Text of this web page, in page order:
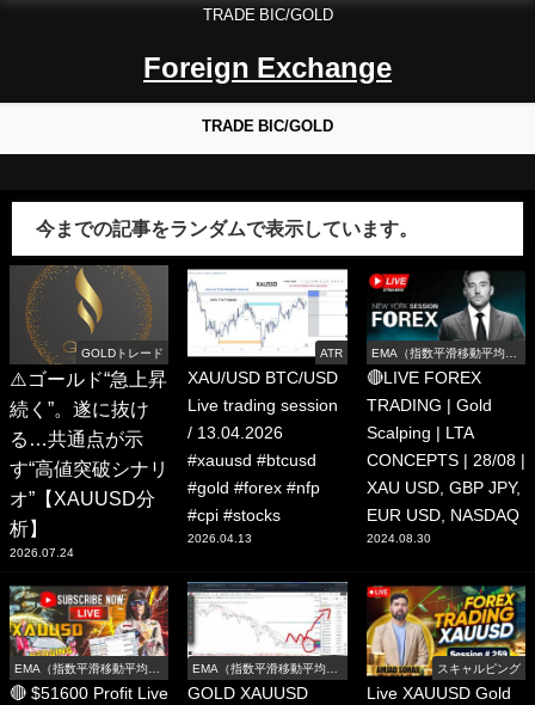
TRADE BIC/GOLD
Foreign Exchange
TRADE BIC/GOLD
今までの記事をランダムで表示しています。
GOLDトレード
⚠️ゴールド“急上昇
続く”。遂に抜け
る…共通点が示
す“高値突破シナリ
オ”【XAUUSD分
析】
2026.07.24
ATR
XAU/USD BTC/USD
Live trading session
/ 13.04.2026
#xauusd #btcusd
#gold #forex #nfp
#cpi #stocks
2026.04.13
EMA（指数平滑移動平均
線）
🔴LIVE FOREX
TRADING | Gold
Scalping | LTA
CONCEPTS | 28/08 |
XAU USD, GBP JPY,
EUR USD, NASDAQ
2024.08.30
EMA（指数平滑移動平均
線）
🔴 $51600 Profit Live
EMA（指数平滑移動平均
線）
GOLD XAUUSD
スキャルピング
Live XAUUSD Gold